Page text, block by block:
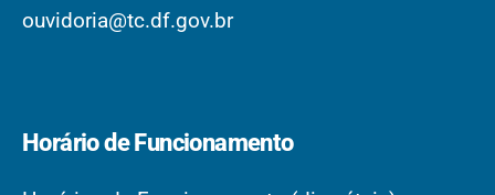
ouvidoria@tc.df.gov.br
Horário de Funcionamento